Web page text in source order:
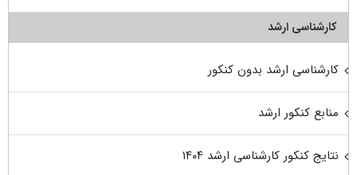
کارشناسی ارشد
کارشناسی ارشد بدون کنکور
منابع کنکور ارشد
نتایج کنکور کارشناسی ارشد ۱۴۰۴